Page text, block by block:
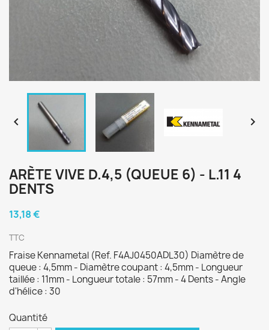
 
ARÈTE VIVE D.4,5 (QUEUE 6) - L.11 4
DENTS
13,18 €
TTC
Fraise Kennametal (Ref. F4AJ0450ADL30) Diamètre de
queue : 4,5mm - Diamètre coupant : 4,5mm - Longueur
taillée : 11mm - Longueur totale : 57mm - 4 Dents - Angle
d'hélice : 30
Quantité